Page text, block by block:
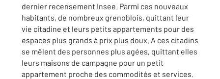
dernier recensement Insee. Parmi ces nouveaux
habitants, de nombreux grenoblois, quittant leur
vie citadine et leurs petits appartements pour des
espaces plus grands à prix plus doux. A ces citadins
se mêlent des personnes plus agées, quittant elles
leurs maisons de campagne pour un petit
appartement proche des commodités et services.